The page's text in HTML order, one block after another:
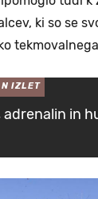
ki so se
IZLET
adrenalin in